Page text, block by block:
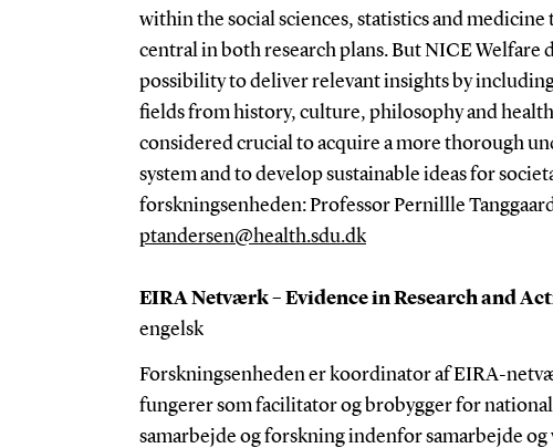
within the social sciences, statistics and medicine
central in both research plans. But NICE Welfare
possibility to deliver relevant insights by
fields from history, culture, philosophy and
considered crucial to acquire a more thorough
system and to develop sustainable ideas for
forskningsenheden: Professor Pernillle
ptandersen@health.sdu.dk
EIRA Netværk – Evidence in Research and
engelsk
Forskningsenheden er koordinator af EIRA-
fungerer som facilitator og brobygger for
samarbejde og forskning indenfor samarbejde